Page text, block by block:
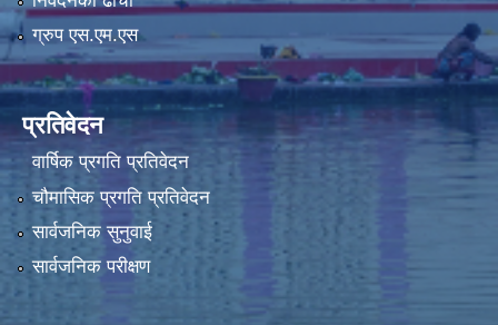
ग्रुप एस.एम.एस
प्रतिवेदन
वार्षिक प्रगति प्रतिवेदन
चौमासिक प्रगति प्रतिवेदन
सार्वजनिक सुनुवाई
सार्वजनिक परीक्षण